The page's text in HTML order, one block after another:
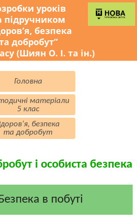
уроків
підручником
безпека
добробут”
(Шиян О. І. та ін.)
Головна
матеріали
5 клас
безпека
та добробут
і особиста безпека
в побуті